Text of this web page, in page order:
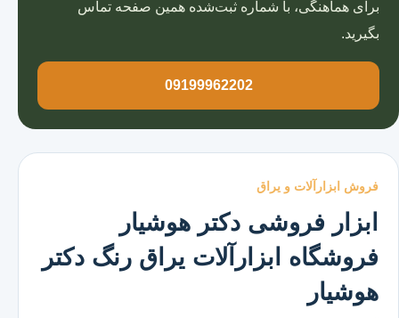
فروش ابزارآلات و یراق
ابزار فروشی دکتر هوشیار
فروشگاه ابزارآلات یراق رنگ دکتر
هوشیار
برای هماهنگی، با شماره ثبت‌شده همین صفحه تماس
بگیرید.
09199962202